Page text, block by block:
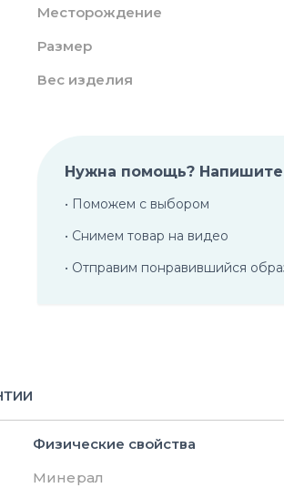
Месторождение
Размер
Вес изделия
Нужна помощь?
• Поможем с выбором
• Снимем товар на видео
• Отправим понравившийся
Физические свойства
Минерал